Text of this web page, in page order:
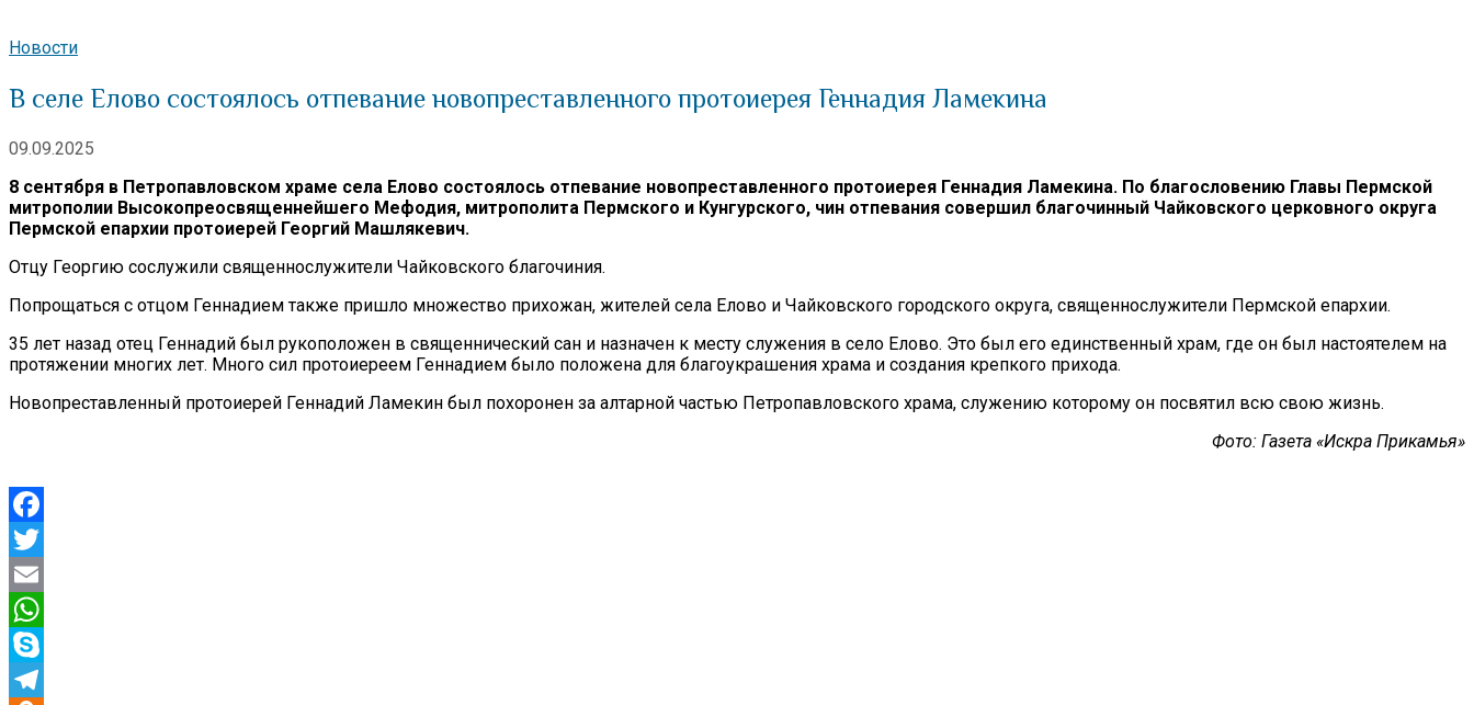
Новости
В селе Елово состоялось отпевание новопреставленного протоиерея Геннадия Ламекина
09.09.2025
8 сентября в Петропавловском храме села Елово состоялось отпевание новопреставленного протоиерея Геннадия Ламекина. По благословению Главы Пермской
митрополии Высокопреосвященнейшего Мефодия, митрополита Пермского и Кунгурского, чин отпевания совершил благочинный Чайковского церковного округа
Пермской епархии протоиерей Георгий Машлякевич.
Отцу Георгию сослужили священнослужители Чайковского благочиния.
Попрощаться с отцом Геннадием также пришло множество прихожан, жителей села Елово и Чайковского городского округа, священнослужители Пермской епархии.
35 лет назад отец Геннадий был рукоположен в священнический сан и назначен к месту служения в село Елово. Это был его единственный храм, где он был настоятелем на
протяжении многих лет. Много сил протоиереем Геннадием было положена для благоукрашения храма и создания крепкого прихода.
Новопреставленный протоиерей Геннадий Ламекин был похоронен за алтарной частью Петропавловского храма, служению которому он посвятил всю свою жизнь.
Фото: Газета «Искра Прикамья»
Facebook
Twitter
Email
WhatsApp
Skype